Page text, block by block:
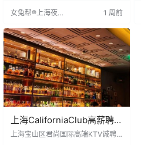
与自信。
女兔帮®上海夜场
1 周前
上海CaliforniaClub高薪聘礼
仪日结薪资高端商务酒吧环
上海宝山区君尚国际高端KTV诚聘